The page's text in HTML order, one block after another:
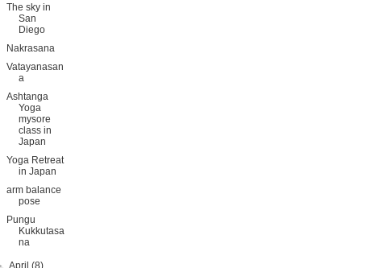
The sky in
San
Diego
Nakrasana
Vatayanasan
a
Ashtanga
Yoga
mysore
class in
Japan
Yoga Retreat
in Japan
arm balance
pose
Pungu
Kukkutasa
na
April (8)